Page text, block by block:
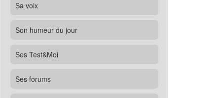
Sa voix
Son humeur du jour
Ses Test&Moi
Ses forums